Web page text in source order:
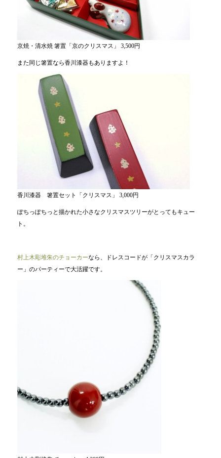
京焼・清水焼 箸置「京のクリスマス」 3,500円
また同じ箸置なら香川漆器もありますよ！
香川漆器 箸置セット「クリスマス」 3,000円
ぽちっぽちっと描かれた小さなクリスマスツリーがとってもキュー
ト。
村上木彫堆朱のチョーカーなら、ドレスコードが「クリスマスカラ
ー」のパーティーで大活躍です。